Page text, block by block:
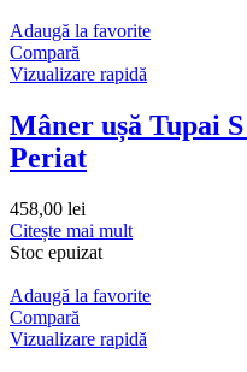
Adaugă la favorite
Compară
Vizualizare rapidă
Mâner ușă Tupai
Periat
458,00 lei
Citește mai mult
Stoc epuizat
Adaugă la favorite
Compară
Vizualizare rapidă